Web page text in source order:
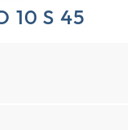
10 S 45